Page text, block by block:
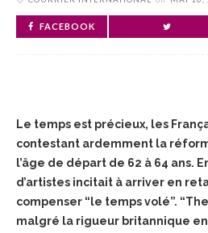
FACEBOOK
Le temps est précieux, les
contestant ardemment la
l’âge de départ de 62 à 64 ans.
d’artistes incitait à arriver en
compenser “le temps volé”.
malgré la rigueur britannique